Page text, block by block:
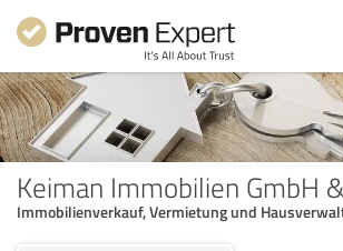
Keiman Immobilien GmbH
Immobilienverkauf, Vermietung und